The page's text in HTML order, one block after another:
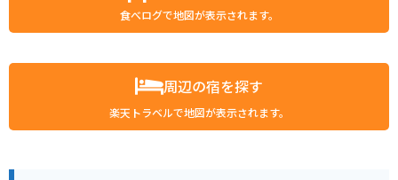
食べログで地図が表示されます。
周辺の宿を探す
楽天トラベルで地図が表示されます。